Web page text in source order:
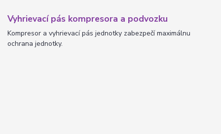
Vyhrievací pás kompresora a podvozku
Kompresor a vyhrievací pás jednotky zabezpečí maximálnu
ochrana jednotky.